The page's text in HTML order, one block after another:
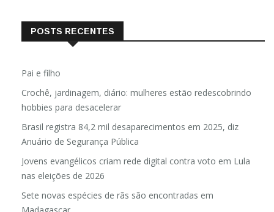
POSTS RECENTES
Pai e filho
Crochê, jardinagem, diário: mulheres estão redescobrindo
hobbies para desacelerar
Brasil registra 84,2 mil desaparecimentos em 2025, diz
Anuário de Segurança Pública
Jovens evangélicos criam rede digital contra voto em Lula
nas eleições de 2026
Sete novas espécies de rãs são encontradas em